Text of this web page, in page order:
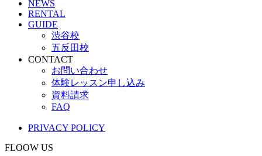
NEWS
RENTAL
GUIDE
渋谷校
五反田校
CONTACT
お問い合わせ
体験レッスン申し込み
資料請求
FAQ
PRIVACY POLICY
FLOOW US